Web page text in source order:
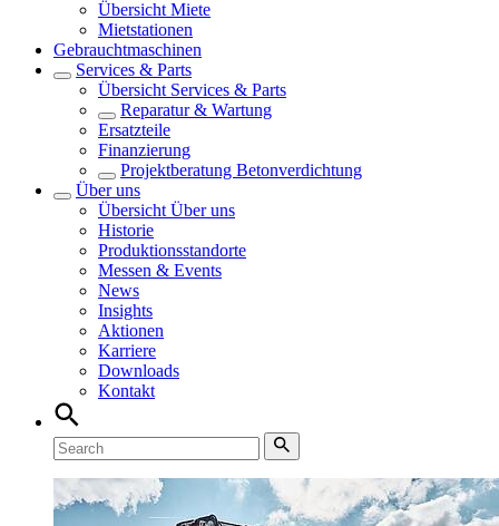
Übersicht Miete
Mietstationen
Gebrauchtmaschinen
Services & Parts
Übersicht Services & Parts
Reparatur & Wartung
Ersatzteile
Finanzierung
Projektberatung Betonverdichtung
Über uns
Übersicht Über uns
Historie
Produktionsstandorte
Messen & Events
News
Insights
Aktionen
Karriere
Downloads
Kontakt